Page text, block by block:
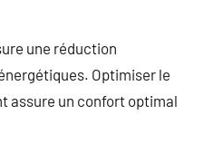
une réduction
Optimiser le
assure un confort optimal